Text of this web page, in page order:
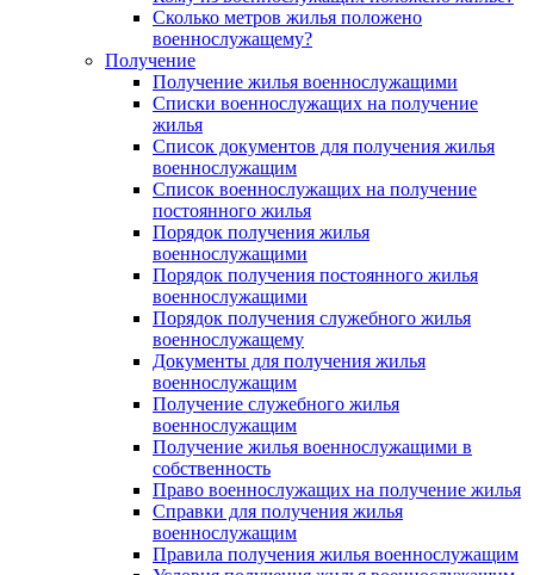
Сколько метров жилья положено
военнослужащему?
Получение
Получение жилья военнослужащими
Списки военнослужащих на получение
жилья
Список документов для получения жилья
военнослужащим
Список военнослужащих на получение
постоянного жилья
Порядок получения жилья
военнослужащими
Порядок получения постоянного жилья
военнослужащими
Порядок получения служебного жилья
военнослужащему
Документы для получения жилья
военнослужащим
Получение служебного жилья
военнослужащим
Получение жилья военнослужащими в
собственность
Право военнослужащих на получение жилья
Справки для получения жилья
военнослужащим
Правила получения жилья военнослужащим